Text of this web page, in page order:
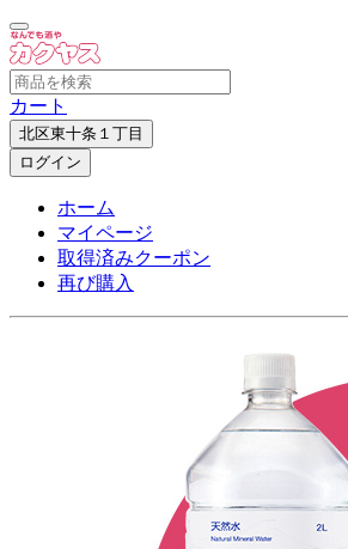
カート
北区東十条１丁目
ログイン
ホーム
マイページ
取得済みクーポン
再び購入